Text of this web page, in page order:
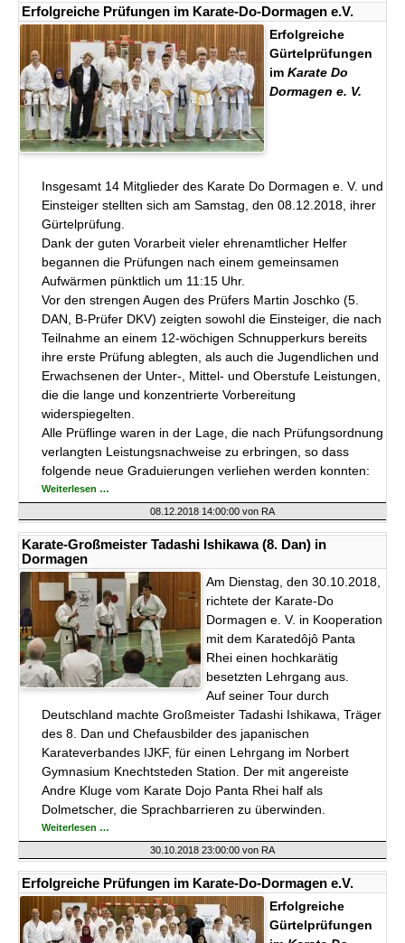
Dormagen
e.V.
Erfolgreiche Prüfungen im Karate-Do-Dormagen e.V.
Erfolgreiche
Gürtelprüfungen
im Karate Do
Dormagen e. V.
Insgesamt 14 Mitglieder des Karate Do Dormagen e. V. und
Einsteiger stellten sich am Samstag, den 08.12.2018, ihrer
Gürtelprüfung.
Dank der guten Vorarbeit vieler ehrenamtlicher Helfer
begannen die Prüfungen nach einem gemeinsamen
Aufwärmen pünktlich um 11:15 Uhr.
Vor den strengen Augen des Prüfers Martin Joschko (5.
DAN, B-Prüfer DKV) zeigten sowohl die Einsteiger, die nach
Teilnahme an einem 12-wöchigen Schnupperkurs bereits
ihre erste Prüfung ablegten, als auch die Jugendlichen und
Erwachsenen der Unter-, Mittel- und Oberstufe Leistungen,
die die lange und konzentrierte Vorbereitung
widerspiegelten.
Alle Prüflinge waren in der Lage, die nach Prüfungsordnung
verlangten Leistungsnachweise zu erbringen, so dass
folgende neue Graduierungen verliehen werden konnten:
Weiterlesen …
im
Karate-
Dormagen
e.V.
08.12.2018 14:00:00 von RA
Karate-Großmeister Tadashi Ishikawa (8. Dan) in
Dormagen
Am Dienstag, den 30.10.2018,
richtete der Karate-Do
Dormagen e. V. in Kooperation
mit dem Karatedôjô Panta
Rhei einen hochkarätig
besetzten Lehrgang aus.
Auf seiner Tour durch
Deutschland machte Großmeister Tadashi Ishikawa, Träger
des 8. Dan und Chefausbilder des japanischen
Karateverbandes IJKF, für einen Lehrgang im Norbert
Gymnasium Knechtsteden Station. Der mit angereiste
Andre Kluge vom Karate Dojo Panta Rhei half als
Dolmetscher, die Sprachbarrieren zu überwinden.
Weiterlesen …
Tadashi
Ishikawa
Dan)
in
Dormagen
30.10.2018 23:00:00 von RA
Erfolgreiche Prüfungen im Karate-Do-Dormagen e.V.
Erfolgreiche
Gürtelprüfungen